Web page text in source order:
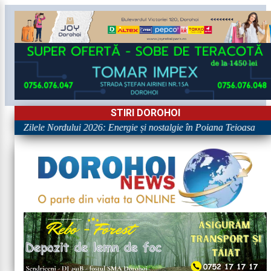
STIRI DOROHOI
Nordului 2026: Energie și nostalgie în Poiana Teioasa •